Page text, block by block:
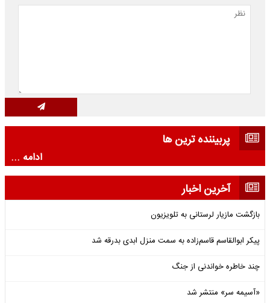
پربیننده ترین ها
ادامه ...
آخرین اخبار
بازگشت مازیار لرستانی به تلویزیون
پیکر ابوالقاسم قاسم‌زاده به سمت منزل ابدی بدرقه شد
چند خاطره خواندنی از جنگ
«آسیمه سر» منتشر شد